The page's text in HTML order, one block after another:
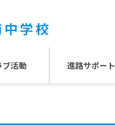
ブ活動 進路サポート